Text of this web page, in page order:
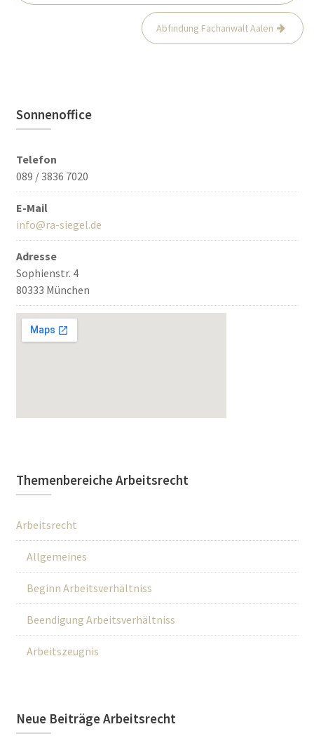
Abfindung Fachanwalt Aalen
Sonnenoffice
Telefon
089 / 3836 7020
E-Mail
info@ra-siegel.de
Adresse
Sophienstr. 4
80333 München
Themenbereiche Arbeitsrecht
Arbeitsrecht
Allgemeines
Beginn Arbeitsverhältniss
Beendigung Arbeitsverhältniss
Arbeitszeugnis
Neue Beiträge Arbeitsrecht